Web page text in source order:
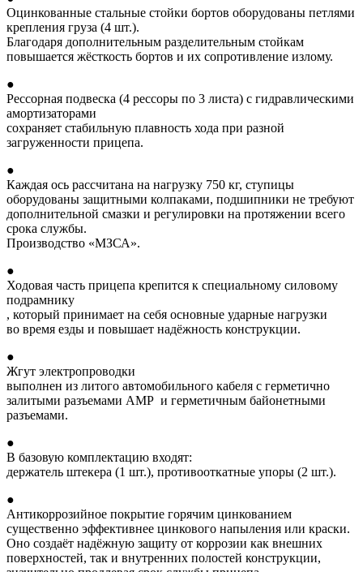
Оцинкованные стальные стойки бортов оборудованы петлями
крепления груза (4 шт.).
Благодаря дополнительным разделительным стойкам
повышается жёсткость бортов и их сопротивление излому.
●
Рессорная подвеска (4 рессоры по 3 листа) с гидравлическими
амортизаторами
сохраняет стабильную плавность хода при разной
загруженности прицепа.
●
Каждая ось рассчитана на нагрузку 750 кг, ступицы
оборудованы защитными колпаками, подшипники не требуют
дополнительной смазки и регулировки на протяжении всего
срока службы.
Производство «МЗСА».
●
Ходовая часть прицепа крепится к специальному силовому
подрамнику
, который принимает на себя основные ударные нагрузки
во время езды и повышает надёжность конструкции.
●
Жгут электропроводки
выполнен из литого автомобильного кабеля с герметично
залитыми разъемами АМР и герметичным байонетными
разъемами.
●
В базовую комплектацию входят:
держатель штекера (1 шт.), противооткатные упоры (2 шт.).
●
Антикоррозийное покрытие горячим цинкованием
существенно эффективнее цинкового напыления или краски.
Оно создаёт надёжную защиту от коррозии как внешних
поверхностей, так и внутренних полостей конструкции,